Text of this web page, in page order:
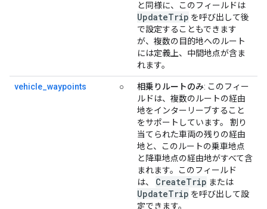
と同様に、このフィールドは
UpdateTrip を呼び出して後
で設定することもできます
が、複数の目的地へのルート
には定義上、中間地点が含ま
れます。
vehicle_waypoints ○ 相乗りルートのみ: このフィー
ルドは、複数のルートの経由
地をインターリーブすること
をサポートしています。 割り
当てられた車両の残りの経由
地と、このルートの乗車地点
と降車地点の経由地がすべて含
まれます。このフィールド
は、 CreateTrip または
UpdateTrip を呼び出して設
定できます。